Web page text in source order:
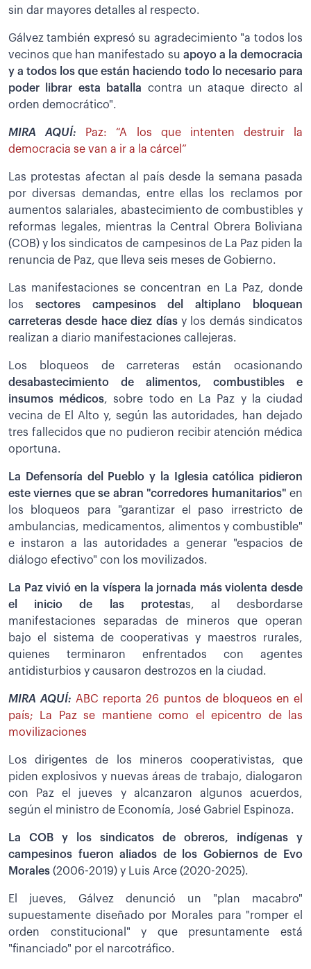
sin dar mayores detalles al respecto.
Gálvez también expresó su agradecimiento "a todos los
vecinos que han manifestado su apoyo a la democracia
y a todos los que están haciendo todo lo necesario para
poder librar esta batalla contra un ataque directo al
orden democrático".
MIRA AQUÍ:
Paz: “A los que intenten destruir la
democracia se van a ir a la cárcel”
Las protestas afectan al país desde la semana pasada
por diversas demandas, entre ellas los reclamos por
aumentos salariales, abastecimiento de combustibles y
reformas legales, mientras la Central Obrera Boliviana
(COB) y los sindicatos de campesinos de La Paz piden la
renuncia de Paz, que lleva seis meses de Gobierno.
Las manifestaciones se concentran en La Paz, donde
los sectores campesinos del altiplano bloquean
carreteras desde hace diez díasy los demás sindicatos
realizan a diario manifestaciones callejeras.
Los bloqueos de carreteras están ocasionando
desabastecimiento de alimentos, combustibles e
insumos médicos, sobre todo en La Paz y la ciudad
vecina de El Alto y, según las autoridades, han dejado
tres fallecidos que no pudieron recibir atención médica
oportuna.
La Defensoría del Pueblo y la Iglesia católica pidieron
este viernes que se abran "corredores humanitarios" en
los bloqueos para "garantizar el paso irrestricto de
ambulancias, medicamentos, alimentos y combustible"
e instaron a las autoridades a generar "espacios de
diálogo efectivo" con los movilizados.
La Paz vivió en la víspera la jornada más violenta desde
el inicio de las protestas, al desbordarse
manifestaciones separadas de mineros que operan
bajo el sistema de cooperativas y maestros rurales,
quienes terminaron enfrentados con agentes
antidisturbios y causaron destrozos en la ciudad.
MIRA AQUÍ: ABC reporta 26 puntos de bloqueos en el
país; La Paz se mantiene como el epicentro de las
movilizaciones
Los dirigentes de los mineros cooperativistas, que
piden explosivos y nuevas áreas de trabajo, dialogaron
con Paz el jueves y alcanzaron algunos acuerdos,
según el ministro de Economía, José Gabriel Espinoza.
La COB y los sindicatos de obreros, indígenas y
campesinos fueron aliados de los Gobiernos de Evo
Morales (2006-2019) y Luis Arce (2020-2025).
El jueves, Gálvez denunció un "plan macabro"
supuestamente diseñado por Morales para "romper el
orden constitucional" y que presuntamente está
"financiado" por el narcotráfico.